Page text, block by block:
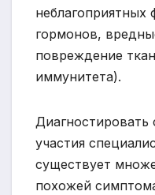
неблагоприятных
гормонов,
повреждение
иммунитета).
Диагностировать
участия
существует
похожей